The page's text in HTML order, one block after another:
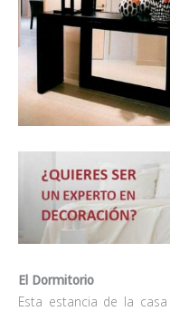
El Dormitorio
Esta estancia de la